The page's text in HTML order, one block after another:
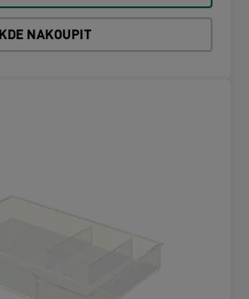
KDE NAKOUPIT